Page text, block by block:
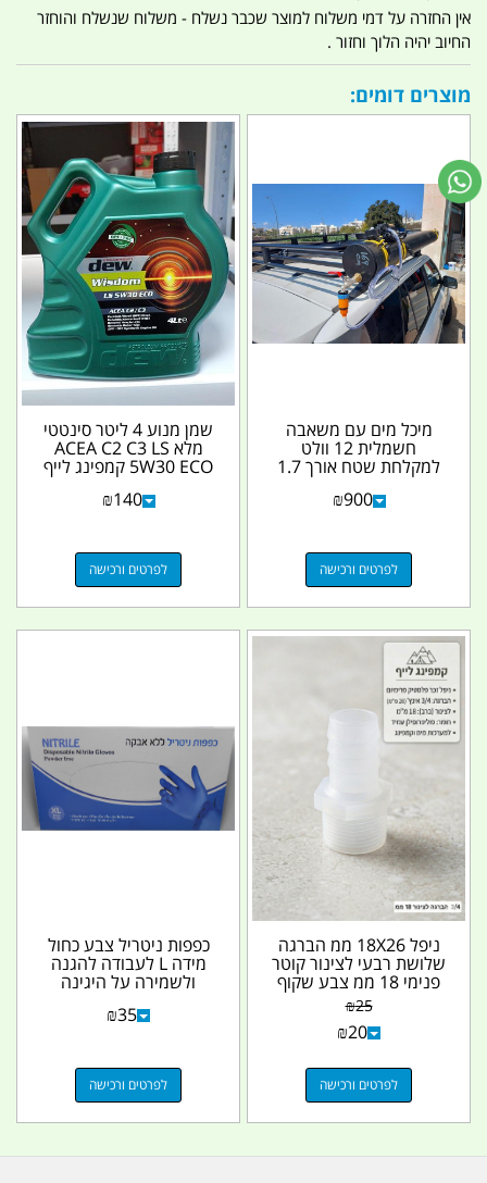
אין החזרה על דמי משלוח למוצר שכבר נשלח - משלוח שנשלח והוחזר
החיוב יהיה הלוך וחזור .
מוצרים דומים:
מיכל מים עם משאבה
חשמלית 12 וולט
למקלחת שטח אורך 1.7
מטר נפח 30 ליטר כולל
נשם...₪900
לפרטים ורכישה
שמן מנוע 4 ליטר סינטטי
מלא ACEA C2 C3 LS
5W30 ECO קמפינג לייף
₪140
לפרטים ורכישה
ניפל 18X26 ממ הברגה
שלושת רבעי לצינור קוטר
פנימי 18 ממ צבע שקוף
קמפינג לייף
₪25
₪20
לפרטים ורכישה
כפפות ניטריל צבע כחול
מידה L לעבודה להגנה
ולשמירה על היגינה
₪35
לפרטים ורכישה